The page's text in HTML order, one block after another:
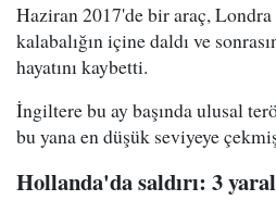
Haziran 2017'de bir araç,
kalabalığın içine daldı ve
hayatını kaybetti.
İngiltere bu ay başında ulusal
bu yana en düşük seviyeye
Hollanda'da saldırı: 3